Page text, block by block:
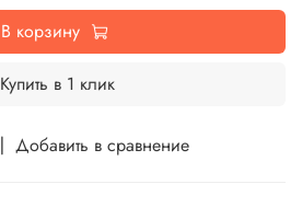
Добавить в сравнение
В корзину
Купить в 1 клик